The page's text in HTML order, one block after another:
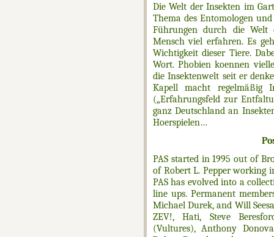
Die Welt der Insekten im
Thema des Entomologen
Führungen durch die Welt
Mensch viel erfahren. Es
Wichtigkeit dieser Tiere.
Wort. Phobien koennen
die Insektenwelt seit er
Kapell macht regelmäßig
(„Erfahrungsfeld zur
ganz Deutschland an
Hoerspielen…
PAS started in 1995 out of
of Robert L. Pepper working
PAS has evolved into a
line ups. Permanent
Michael Durek, and Will
ZEV!, Hati, Steve
(Vultures), Anthony